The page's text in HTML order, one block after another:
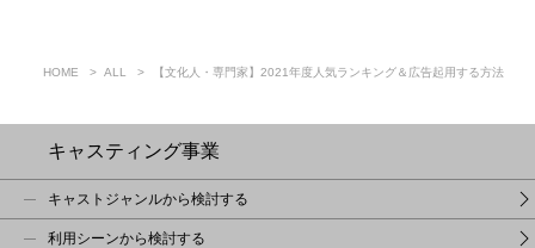
HOME ALL 【文化人・専門家】2021年度人気ランキング＆広告起用する方法
キャスティング事業
キャストジャンルから検討する
利用シーンから検討する